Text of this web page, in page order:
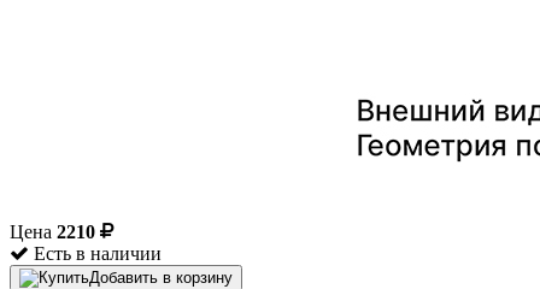
Цена 2210
Есть в наличии
Добавить в корзину